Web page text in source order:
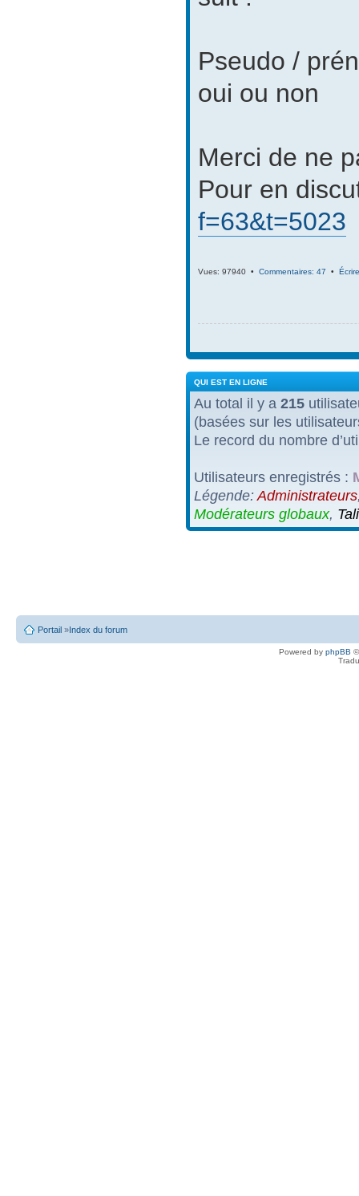
Pseudo /
oui ou non
Merci de ne
Pour en
f=63&t=5023
Vues: 97940 • Commentaires: 47 •
QUI EST EN LIGNE
Au total il y a 215
(basées sur les
Le record du nombre
Utilisateurs enregistrés :
Légende:Administrateurs
Modérateurs globaux,
Portail »Index du forum
Powered by phpBB